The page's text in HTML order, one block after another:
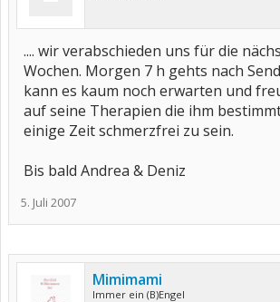
.... wir verabschieden uns für die
Wochen. Morgen 7 h gehts nach
kann es kaum noch erwarten und
auf seine Therapien die ihm
einige Zeit schmerzfrei zu sein.
Bis bald Andrea & Deniz
5. Juli 2007
Mimimami
Immer ein (B)Engel